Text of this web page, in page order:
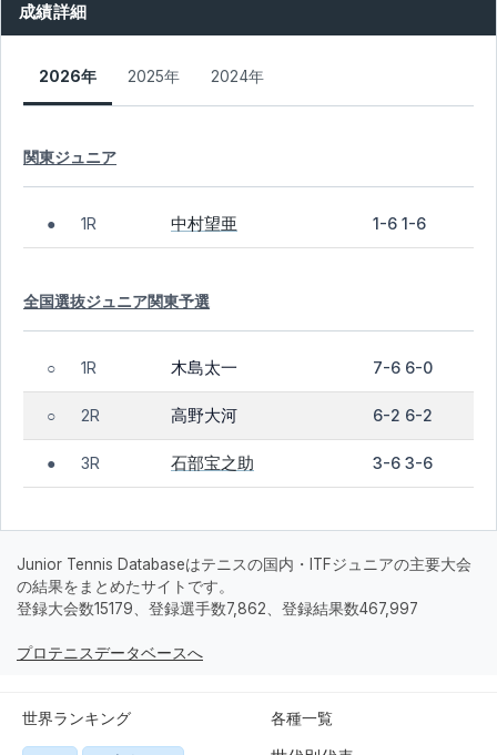
成績詳細
2026年 2025年 2024年
関東ジュニア
● 1R 中村望亜 1-6 1-6
全国選抜ジュニア関東予選
○ 1R 木島太一 7-6 6-0
○ 2R 高野大河 6-2 6-2
● 3R 石部宝之助 3-6 3-6
Junior Tennis Databaseはテニスの国内・ITFジュニアの主要大会
の結果をまとめたサイトです。
登録大会数15179、登録選手数7,862、登録結果数467,997
プロテニスデータベースへ
世界ランキング 各種一覧